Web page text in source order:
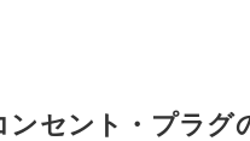
セント・プラグ